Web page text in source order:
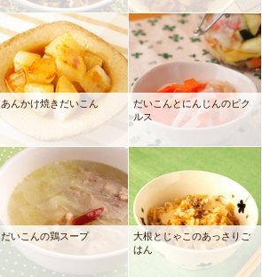
あんかけ焼きだいこん
だいこんとにんじんのピク
ルス
だいこんの鶏スープ
大根とじゃこのあっさりご
はん